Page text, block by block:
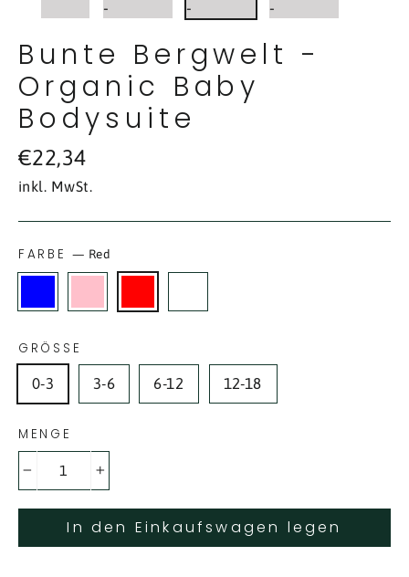
Bunte Bergwelt -
Organic Baby
Bodysuite
Normaler
Preis
€22,34
inkl. MwSt.
FARBE— Red
GRÖSSE
0-3 3-6 6-12 12-18
MENGE
In den Einkaufswagen legen